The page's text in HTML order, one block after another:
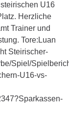
U16
Herzliche
Trainer und
Tore:Luan
Steirischer-
Spiel/
U16-vs-